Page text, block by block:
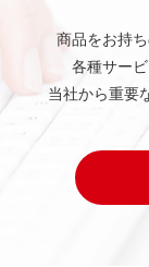
商品をお持
各種サー
当社から重要